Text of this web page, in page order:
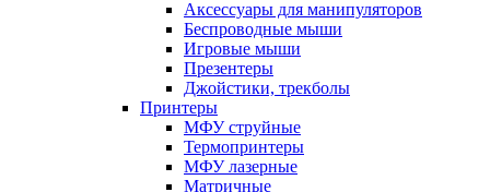
Аксессуары для манипуляторов
Беспроводные мыши
Игровые мыши
Презентеры
Джойстики, трекболы
Принтеры
МФУ струйные
Термопринтеры
МФУ лазерные
Матричные